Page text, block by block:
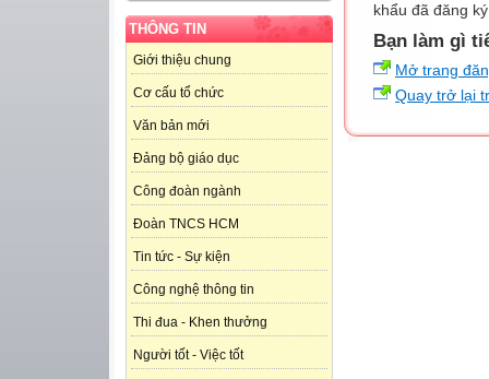
THÔNG TIN
Giới thiệu chung
Cơ cấu tổ chức
Văn bản mới
Đảng bộ giáo dục
Công đoàn ngành
Đoàn TNCS HCM
Tin tức - Sự kiện
Công nghệ thông tin
Thi đua - Khen thưởng
Người tốt - Việc tốt
khẩu đã đăng
Bạn làm gì
Mở trang
Quay trở lại